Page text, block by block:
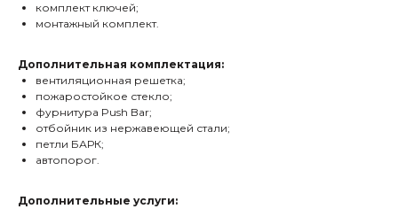
комплект ключей;
монтажный комплект.
Дополнительная комплектация:
вентиляционная решетка;
пожаростойкое стекло;
фурнитура Push Bar;
отбойник из нержавеющей стали;
петли БАРК;
автопорог.
Дополнительные услуги: